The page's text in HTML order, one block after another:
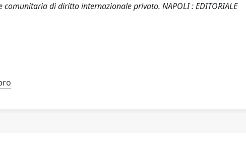
di diritto internazionale privato. NAPOLI : EDITORIALE